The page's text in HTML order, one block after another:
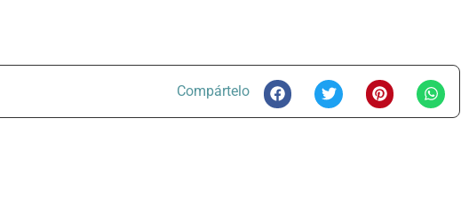
Compártelo